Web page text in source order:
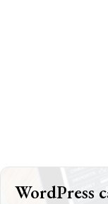
WordPress